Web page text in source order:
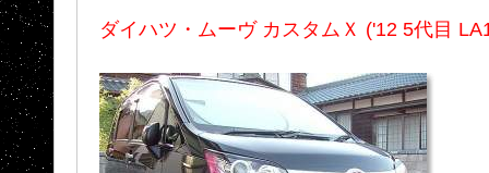
ダイハツ・ムーヴ カスタムＸ ('12 5代目